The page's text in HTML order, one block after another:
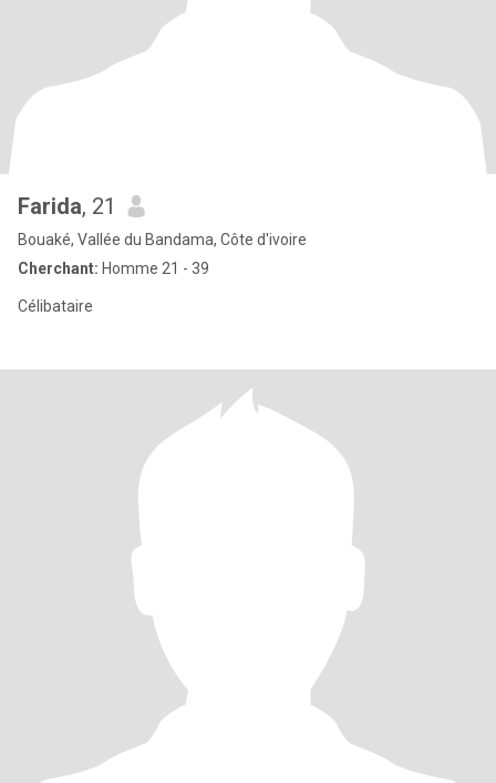
Farida, 21
Bouaké, Vallée du Bandama, Côte d'ivoire
Cherchant: Homme 21 - 39
Célibataire